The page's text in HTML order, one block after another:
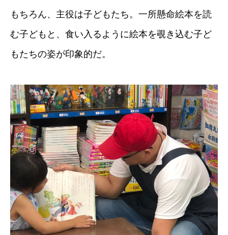
もちろん、主役は子どもたち。一所懸命絵本を読
む子どもと、食い入るように絵本を覗き込む子ど
もたちの姿が印象的だ。